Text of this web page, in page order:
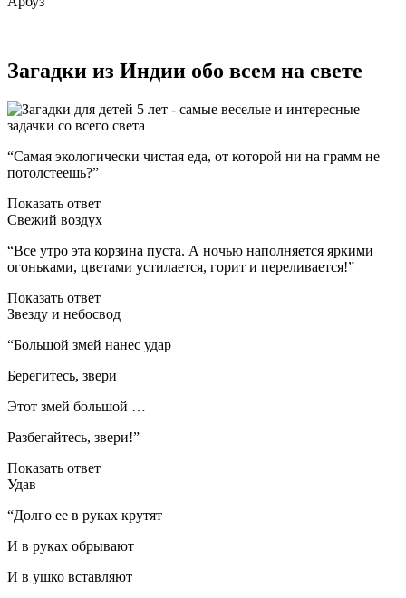
Загадки из Индии обо всем на свете
“Самая экологически чистая еда, от которой ни на грамм не
потолстеешь?”
Показать ответ
Свежий воздух
“Все утро эта корзина пуста. А ночью наполняется яркими
огоньками, цветами устилается, горит и переливается!”
Показать ответ
Звезду и небосвод
“Большой змей нанес удар
Берегитесь, звери
Этот змей большой …
Разбегайтесь, звери!”
Показать ответ
Удав
“Долго ее в руках крутят
И в руках обрывают
И в ушко вставляют